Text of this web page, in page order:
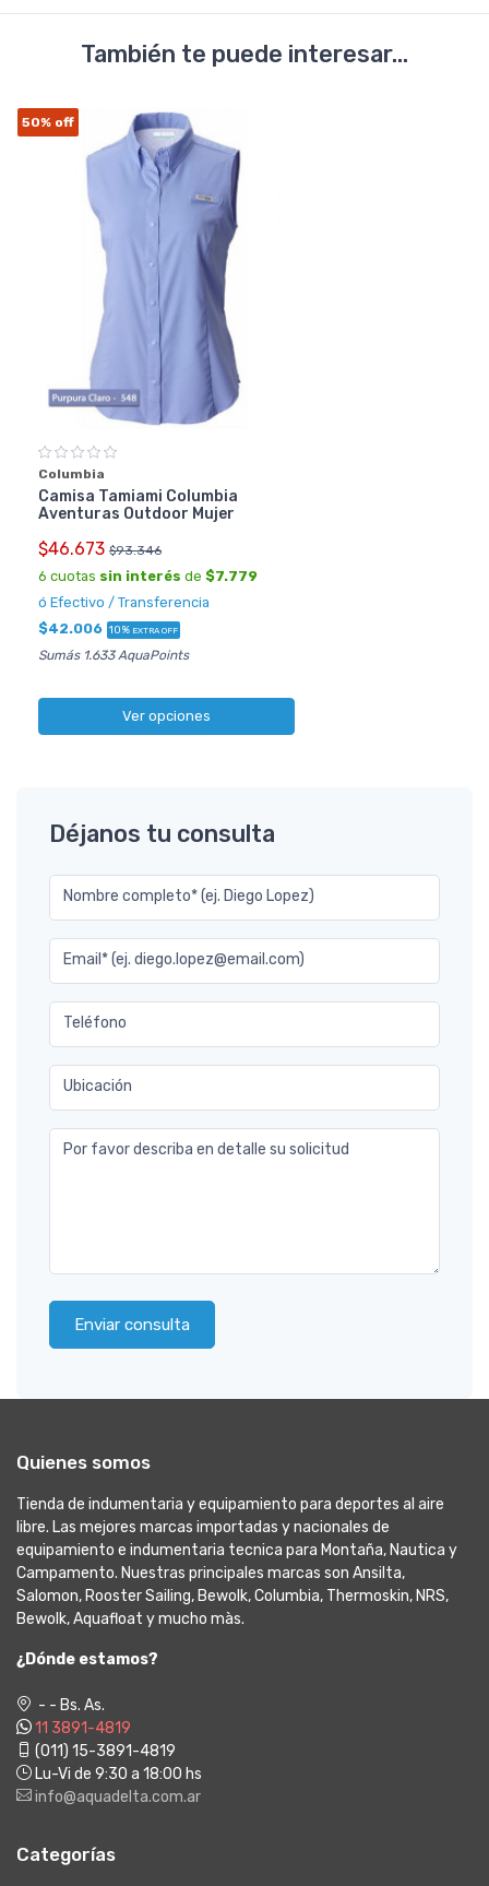
También te puede interesar...
50% off
Columbia
Camisa Tamiami Columbia
Aventuras Outdoor Mujer
$46.673 $93.346
6 cuotas sin interés de $7.779
ó Efectivo / Transferencia
$42.006 10% EXTRA OFF
Sumás 1.633 AquaPoints
Ver opciones
Déjanos tu consulta
Nombre completo* (ej. Diego Lopez)
Email* (ej. diego.lopez@email.com)
Teléfono
Ubicación
Por favor describa en detalle su solicitud
Enviar consulta
Quienes somos
Tienda de indumentaria y equipamiento para deportes al aire
libre. Las mejores marcas importadas y nacionales de
equipamiento e indumentaria tecnica para Montaña, Nautica y
Campamento. Nuestras principales marcas son Ansilta,
Salomon, Rooster Sailing, Bewolk, Columbia, Thermoskin, NRS,
Bewolk, Aquafloat y mucho màs.
¿Dónde estamos?
- - Bs. As.
11 3891-4819
(011) 15-3891-4819
Lu-Vi de 9:30 a 18:00 hs
info@aquadelta.com.ar
Categorías